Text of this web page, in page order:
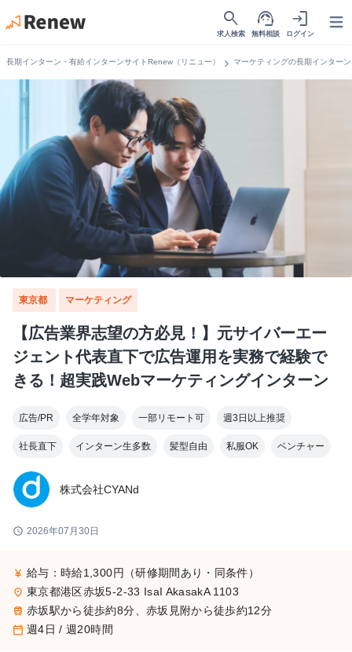
search
求人検索
support_agent
無料相談
login
ログイン
長期インターン・有給インターンサイトRenew（リニュー） chevron_right マーケティングの長期インター
東京都 マーケティング
【広告業界志望の方必見！】元サイバーエー
ジェント代表直下で広告運用を実務で経験で
きる！超実践Webマーケティングインターン
広告/PR 全学年対象 一部リモート可 週3日以上推奨
社長直下 インターン生多数 髪型自由 私服OK ベンチャー
株式会社CYANd
schedule 2026年07月30日
currency_yen 給与：時給1,300円（研修期間あり・同条件）
place 東京都港区赤坂5-2-33 IsaI AkasakA 1103
train 赤坂駅から徒歩約8分、赤坂見附から徒歩約12分
calendar_today 週4日 / 週20時間